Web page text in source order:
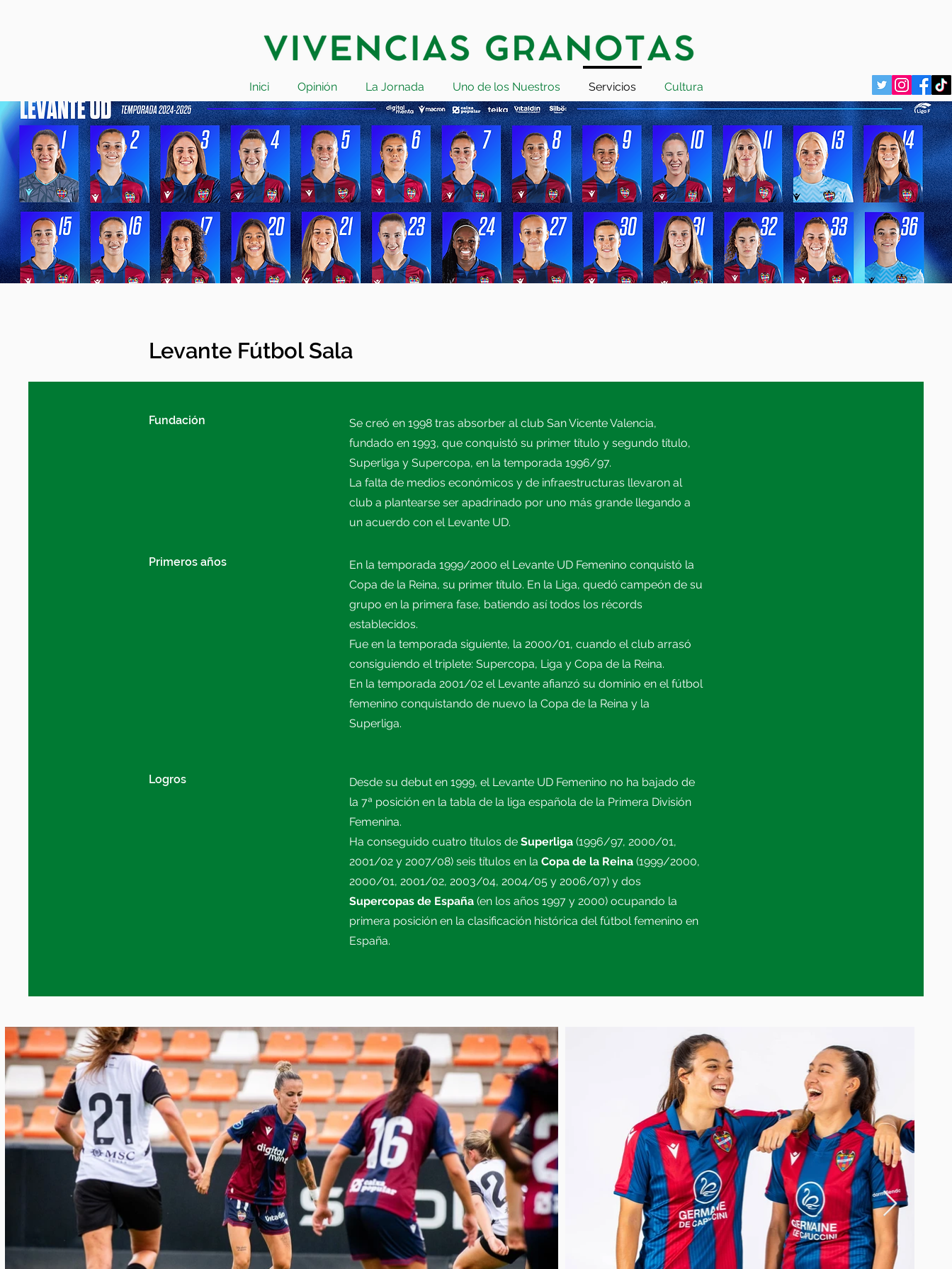
Inici Opinión La Jornada Uno de los Nuestros Servicios Cultura
Levante Fútbol Sala
Fundación
Se creó en 1998 tras absorber al club San Vicente Valencia,
fundado en 1993, que conquistó su primer título y segundo título,
Superliga y Supercopa, en la temporada 1996/97.
La falta de medios económicos y de infraestructuras llevaron al
club a plantearse ser apadrinado por uno más grande llegando a
un acuerdo con el Levante UD.
Primeros años
En la temporada 1999/2000 el Levante UD Femenino conquistó la
Copa de la Reina, su primer título. En la Liga, quedó campeón de su
grupo en la primera fase, batiendo así todos los récords
establecidos.
Fue en la temporada siguiente, la 2000/01, cuando el club arrasó
consiguiendo el triplete: Supercopa, Liga y Copa de la Reina.
En la temporada 2001/02 el Levante afianzó su dominio en el fútbol
femenino conquistando de nuevo la Copa de la Reina y la
Superliga.
Logros
Desde su debut en 1999, el Levante UD Femenino no ha bajado de
la 7ª posición en la tabla de la liga española de la Primera División
Femenina.
Ha conseguido cuatro títulos de Superliga (1996/97, 2000/01,
2001/02 y 2007/08) seis títulos en la Copa de la Reina (1999/2000,
2000/01, 2001/02, 2003/04, 2004/05 y 2006/07) y dos
Supercopas de España (en los años 1997 y 2000) ocupando la
primera posición en la clasificación histórica del fútbol femenino en
España.